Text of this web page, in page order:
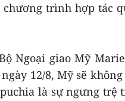
chương trình hợp tác
Ngoại giao Mỹ
12/8, Mỹ sẽ
là sự ngưng trệ